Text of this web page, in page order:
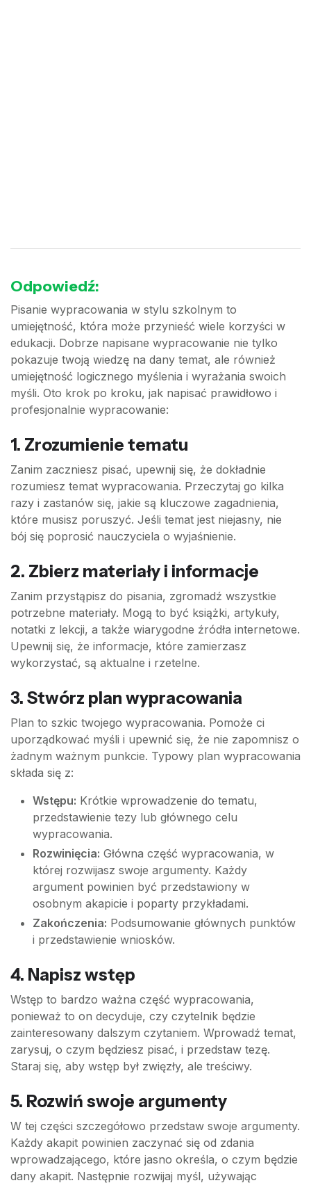
Odpowiedź:
Pisanie wypracowania w stylu szkolnym to
umiejętność, która może przynieść wiele korzyści w
edukacji. Dobrze napisane wypracowanie nie tylko
pokazuje twoją wiedzę na dany temat, ale również
umiejętność logicznego myślenia i wyrażania swoich
myśli. Oto krok po kroku, jak napisać prawidłowo i
profesjonalnie wypracowanie:
1. Zrozumienie tematu
Zanim zaczniesz pisać, upewnij się, że dokładnie
rozumiesz temat wypracowania. Przeczytaj go kilka
razy i zastanów się, jakie są kluczowe zagadnienia,
które musisz poruszyć. Jeśli temat jest niejasny, nie
bój się poprosić nauczyciela o wyjaśnienie.
2. Zbierz materiały i informacje
Zanim przystąpisz do pisania, zgromadź wszystkie
potrzebne materiały. Mogą to być książki, artykuły,
notatki z lekcji, a także wiarygodne źródła internetowe.
Upewnij się, że informacje, które zamierzasz
wykorzystać, są aktualne i rzetelne.
3. Stwórz plan wypracowania
Plan to szkic twojego wypracowania. Pomoże ci
uporządkować myśli i upewnić się, że nie zapomnisz o
żadnym ważnym punkcie. Typowy plan wypracowania
składa się z:
Wstępu: Krótkie wprowadzenie do tematu,
przedstawienie tezy lub głównego celu
wypracowania.
Rozwinięcia: Główna część wypracowania, w
której rozwijasz swoje argumenty. Każdy
argument powinien być przedstawiony w
osobnym akapicie i poparty przykładami.
Zakończenia: Podsumowanie głównych punktów
i przedstawienie wniosków.
4. Napisz wstęp
Wstęp to bardzo ważna część wypracowania,
ponieważ to on decyduje, czy czytelnik będzie
zainteresowany dalszym czytaniem. Wprowadź temat,
zarysuj, o czym będziesz pisać, i przedstaw tezę.
Staraj się, aby wstęp był zwięzły, ale treściwy.
5. Rozwiń swoje argumenty
W tej części szczegółowo przedstaw swoje argumenty.
Każdy akapit powinien zaczynać się od zdania
wprowadzającego, które jasno określa, o czym będzie
dany akapit. Następnie rozwijaj myśl, używając